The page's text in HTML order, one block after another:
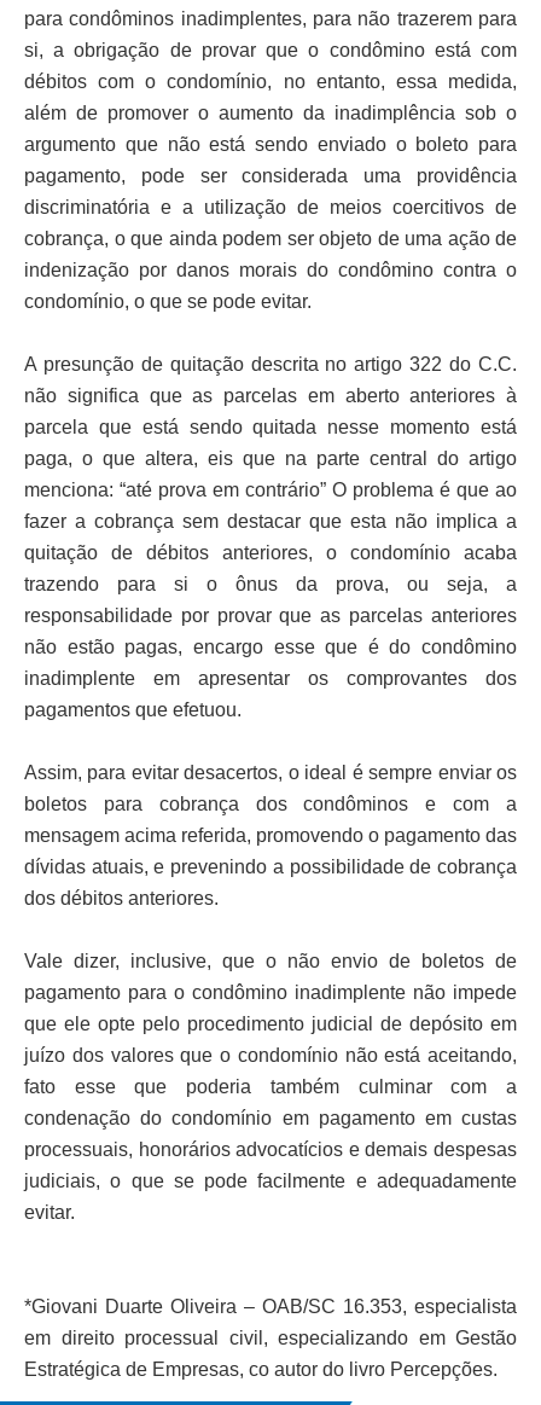
para condôminos inadimplentes, para não trazerem para
si, a obrigação de provar que o condômino está com
débitos com o condomínio, no entanto, essa medida,
além de promover o aumento da inadimplência sob o
argumento que não está sendo enviado o boleto para
pagamento, pode ser considerada uma providência
discriminatória e a utilização de meios coercitivos de
cobrança, o que ainda podem ser objeto de uma ação de
indenização por danos morais do condômino contra o
condomínio, o que se pode evitar.
A presunção de quitação descrita no artigo 322 do C.C.
não significa que as parcelas em aberto anteriores à
parcela que está sendo quitada nesse momento está
paga, o que altera, eis que na parte central do artigo
menciona: “até prova em contrário” O problema é que ao
fazer a cobrança sem destacar que esta não implica a
quitação de débitos anteriores, o condomínio acaba
trazendo para si o ônus da prova, ou seja, a
responsabilidade por provar que as parcelas anteriores
não estão pagas, encargo esse que é do condômino
inadimplente em apresentar os comprovantes dos
pagamentos que efetuou.
Assim, para evitar desacertos, o ideal é sempre enviar os
boletos para cobrança dos condôminos e com a
mensagem acima referida, promovendo o pagamento das
dívidas atuais, e prevenindo a possibilidade de cobrança
dos débitos anteriores.
Vale dizer, inclusive, que o não envio de boletos de
pagamento para o condômino inadimplente não impede
que ele opte pelo procedimento judicial de depósito em
juízo dos valores que o condomínio não está aceitando,
fato esse que poderia também culminar com a
condenação do condomínio em pagamento em custas
processuais, honorários advocatícios e demais despesas
judiciais, o que se pode facilmente e adequadamente
evitar.
*Giovani Duarte Oliveira – OAB/SC 16.353, especialista
em direito processual civil, especializando em Gestão
Estratégica de Empresas, co autor do livro Percepções.